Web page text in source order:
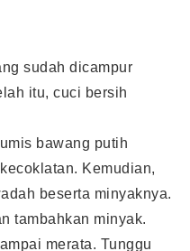
sudah dicampur
itu, cuci bersih
bawang putih
Kemudian,
beserta minyaknya.
tambahkan minyak.
merata. Tunggu